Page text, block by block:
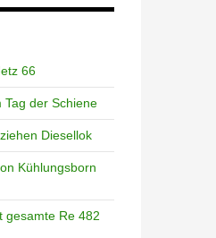
66
Tag der Schiene
Diesellok
Kühlungsborn
gesamte Re 482